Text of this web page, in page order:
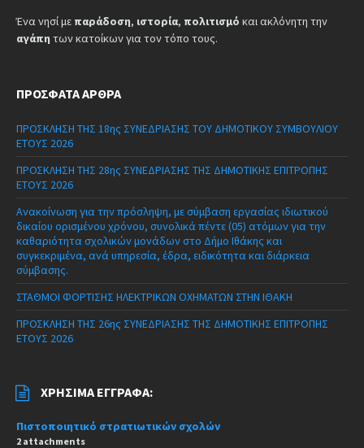
Ένα νησί με παράδοση, ιστορία, πολιτισμό και ακλόνητη την
αγάπη των κατοίκων για τον τόπο τους.
ΠΡΌΣΦΑΤΑ ΆΡΘΡΑ
ΠΡΟΣΚΛΗΣΗ ΤΗΣ 18ης ΣΥΝΕΔΡΙΑΣΗΣ ΤΟΥ ΔΗΜΟΤΙΚΟΥ ΣΥΜΒΟΥΛΙΟΥ
ΕΤΟΥΣ 2026
ΠΡΟΣΚΛΗΣΗ ΤΗΣ 28ης ΣΥΝΕΔΡΙΑΣΗΣ ΤΗΣ ΔΗΜΟΤΙΚΗΣ ΕΠΙΤΡΟΠΗΣ
ΕΤΟΥΣ 2026
Ανακοίνωση για την πρόσληψη, με σύμβαση εργασίας ιδιωτικού
δικαίου ορισμένου χρόνου, συνολικά πέντε (05) ατόμων για την
καθαριότητα σχολικών μονάδων στο Δήμο Ιθάκης και
συγκεκριμένα, ανά υπηρεσία, έδρα, ειδικότητα και διάρκεια
σύμβασης.
ΣΤΑΘΜΟΙ ΦΟΡΤΙΣΗΣ ΗΛΕΚΤΡΙΚΩΝ ΟΧΗΜΑΤΩΝ ΣΤΗΝ ΙΘΑΚΗ
ΠΡΟΣΚΛΗΣΗ ΤΗΣ 26ης ΣΥΝΕΔΡΙΑΣΗΣ ΤΗΣ ΔΗΜΟΤΙΚΗΣ ΕΠΙΤΡΟΠΗΣ
ΕΤΟΥΣ 2026
ΧΡΉΣΙΜΑ ΈΓΓΡΑΦΑ:
Πιστοποιητικό στρατιωτικών σχολών
2 attachments